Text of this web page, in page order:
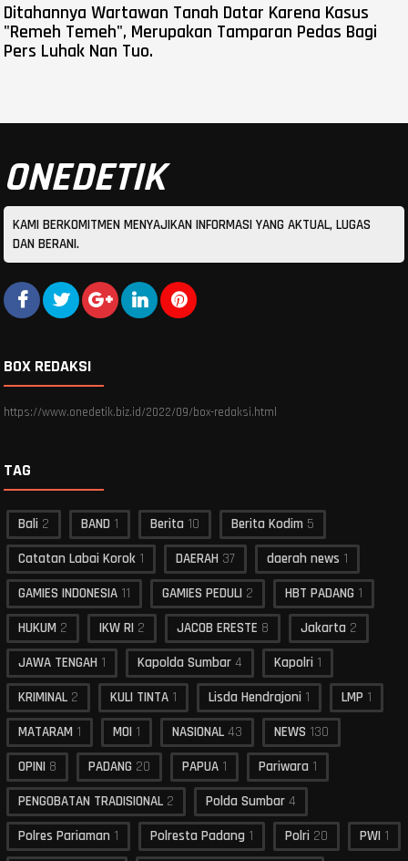
Ditahannya Wartawan Tanah Datar Karena Kasus
"Remeh Temeh", Merupakan Tamparan Pedas Bagi
Pers Luhak Nan Tuo.
ONEDETIK
KAMI BERKOMITMEN MENYAJIKAN INFORMASI YANG AKTUAL, LUGAS
DAN BERANI.
BOX REDAKSI
https://www.onedetik.biz.id/2022/09/box-redaksi.html
TAG
Bali 2 BAND 1 Berita 10 Berita Kodim 5
Catatan Labai Korok 1 DAERAH 37 daerah news 1
GAMIES INDONESIA 11 GAMIES PEDULI 2 HBT PADANG 1
HUKUM 2 IKW RI 2 JACOB ERESTE 8 Jakarta 2
JAWA TENGAH 1 Kapolda Sumbar 4 Kapolri 1
KRIMINAL 2 KULI TINTA 1 Lisda Hendrajoni 1 LMP 1
MATARAM 1 MOI 1 NASIONAL 43 NEWS 130
OPINI 8 PADANG 20 PAPUA 1 Pariwara 1
PENGOBATAN TRADISIONAL 2 Polda Sumbar 4
Polres Pariaman 1 Polresta Padang 1 Polri 20 PWI 1